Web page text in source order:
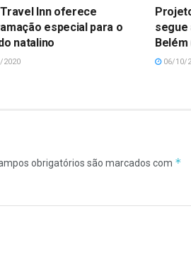
Travel Inn oferece
especial para o
natalino
segue
Belém
06/10/
obrigatórios são marcados com *